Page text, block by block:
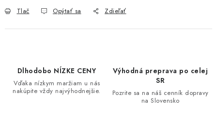
Tlač Opýtať sa Zdieľať
Dlhodobo NÍZKE CENY
Vďaka nízkym maržiam u nás
nakúpite vždy najvýhodnejšie.
Výhodná preprava po celej
SR
Pozrite sa na náš cenník dopravy
na Slovensko